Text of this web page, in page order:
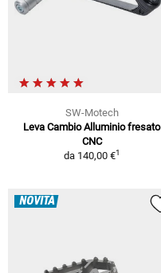
SW-Motech
Leva Cambio Alluminio fresato
CNC
da 140,00 €1
NOVITÀ